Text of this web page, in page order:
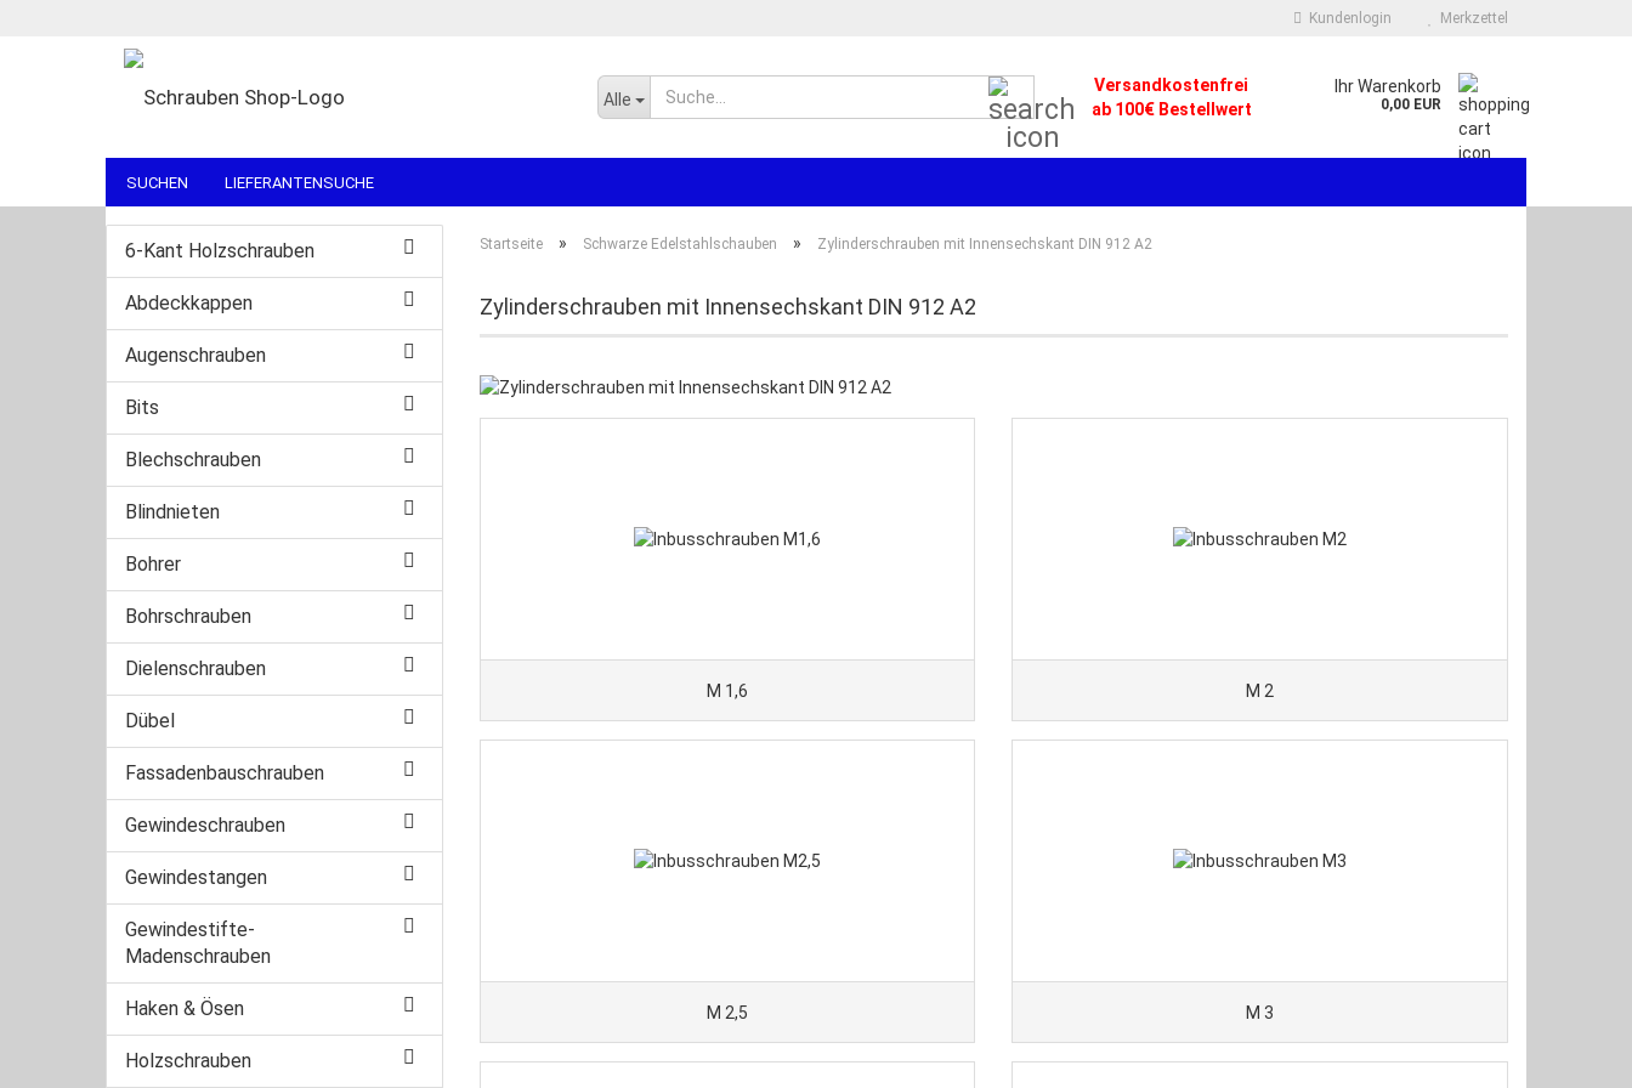
Kundenlogin Merkzettel
Alle
Versandkostenfrei
ab 100€ Bestellwert
Ihr Warenkorb
0,00 EUR
SUCHEN LIEFERANTENSUCHE
Startseite » Schwarze Edelstahlschauben » Zylinderschrauben mit Innensechskant DIN 912 A2
Zylinderschrauben mit Innensechskant DIN 912 A2
M 1,6 M 2
M 2,5 M 3
6-Kant Holzschrauben
Abdeckkappen
Augenschrauben
Bits
Blechschrauben
Blindnieten
Bohrer
Bohrschrauben
Dielenschrauben
Dübel
Fassadenbauschrauben
Gewindeschrauben
Gewindestangen
Gewindestifte-
Madenschrauben
Haken & Ösen
Holzschrauben